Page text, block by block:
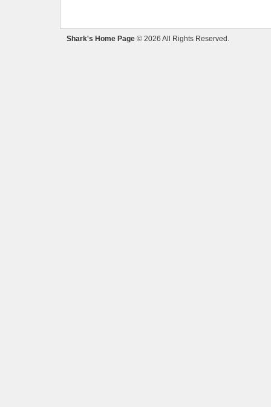
Shark's Home Page © 2026 All Rights Reserved.